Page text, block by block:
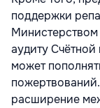
поддержки
аудиту
может
расширение